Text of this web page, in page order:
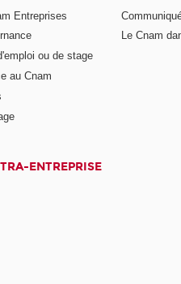
Entreprises
ou de stage
au Cnam
Le Cnam
ENTREPRISE